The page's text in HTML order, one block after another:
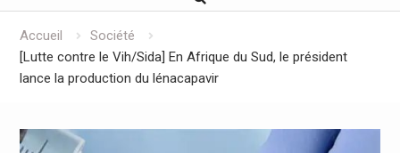
Accueil
Société
[Lutte contre le Vih/Sida] En Afrique du Sud, le président
lance la production du lénacapavir